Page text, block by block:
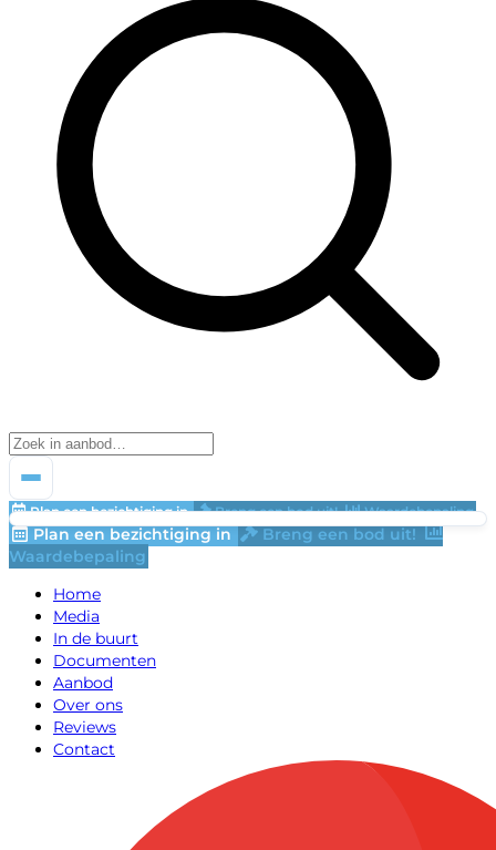
Plan een bezichtiging in Breng een bod uit! Waardebepaling
Plan een bezichtiging in
Breng een bod uit!
Waardebepaling
Home
Media
In de buurt
Documenten
Aanbod
Over ons
Reviews
Contact